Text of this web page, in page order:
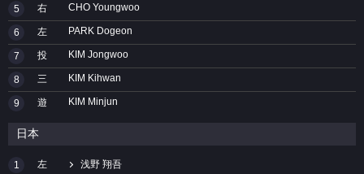
5 右 CHO Youngwoo
6 左 PARK Dogeon
7 投 KIM Jongwoo
8 三 KIM Kihwan
9 遊 KIM Minjun
日本
1 左 浅野 翔吾